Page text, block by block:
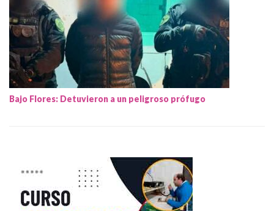
Bajo Flores: Detuvieron a un peligroso prófugo